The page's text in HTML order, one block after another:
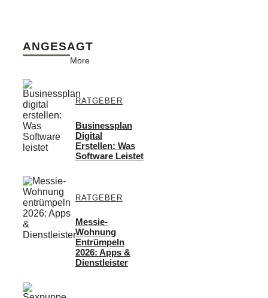
ANGESAGT
More
RATGEBER
Businessplan
Digital
Erstellen: Was
Software Leistet
RATGEBER
Messie-
Wohnung
Entrümpeln
2026: Apps &
Dienstleister